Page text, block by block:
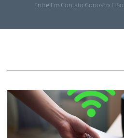
Entre Em Contato Conosco E